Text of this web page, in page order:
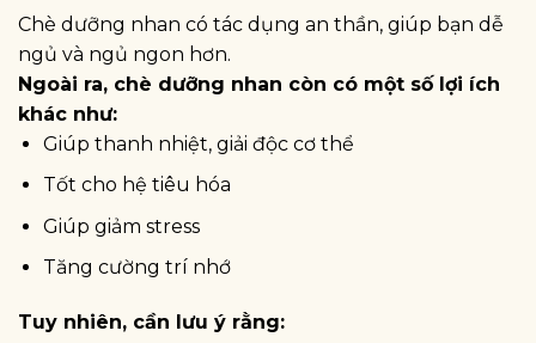
Chè dưỡng nhan có tác dụng an thần, giúp bạn dễ
ngủ và ngủ ngon hơn.
Ngoài ra, chè dưỡng nhan còn có một số lợi ích
khác như:
Giúp thanh nhiệt, giải độc cơ thể
Tốt cho hệ tiêu hóa
Giúp giảm stress
Tăng cường trí nhớ
Tuy nhiên, cần lưu ý rằng: